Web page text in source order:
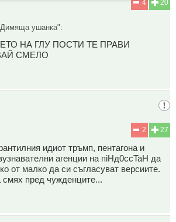
20
4
ушанка":
НА ГЛУ ПОСТИ ТЕ ПРАВИ
СМЕЛО
27
2
идиот тръмп, пентагона и
агенции на пiHд0ccTaH да
от малко да си съгласуват версиите.
смях пред чужденците...